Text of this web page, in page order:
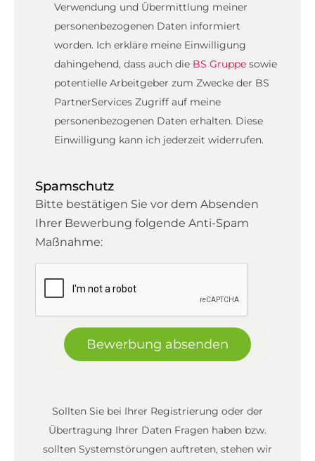
Verwendung und Übermittlung meiner
personenbezogenen Daten informiert
worden. Ich erkläre meine Einwilligung
dahingehend, dass auch die BS Gruppe sowie
potentielle Arbeitgeber zum Zwecke der BS
PartnerServices Zugriff auf meine
personenbezogenen Daten erhalten. Diese
Einwilligung kann ich jederzeit widerrufen.
Spamschutz
Bitte bestätigen Sie vor dem Absenden
Ihrer Bewerbung folgende Anti-Spam
Maßnahme:
Bewerbung absenden
Sollten Sie bei Ihrer Registrierung oder der
Übertragung Ihrer Daten Fragen haben bzw.
sollten Systemstörungen auftreten, stehen wir